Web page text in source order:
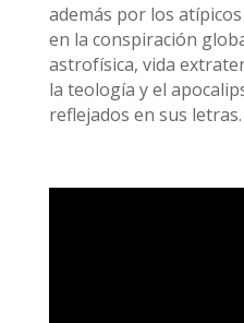
además por los
en la conspiración
astrofísica, vida
la teología y el
reflejados en sus letras.